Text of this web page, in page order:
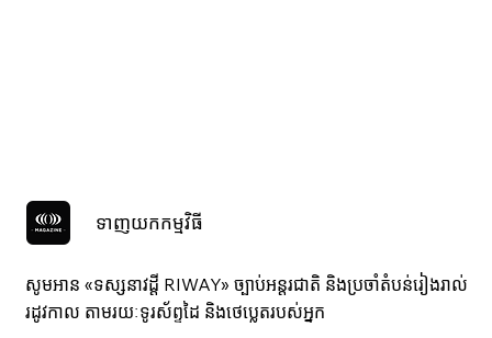
ទាញយកកម្មវិធី
សូមអាន «ទស្សនាវ​ដ្ដី RIWAY» ច្បាប់អន្តរជាតិ និងប្រចាំតំបន់រៀងរាល់
រដូវកាល តាមរយៈទូរស័ព្ទដៃ និងថេប្លេតរបស់អ្នក